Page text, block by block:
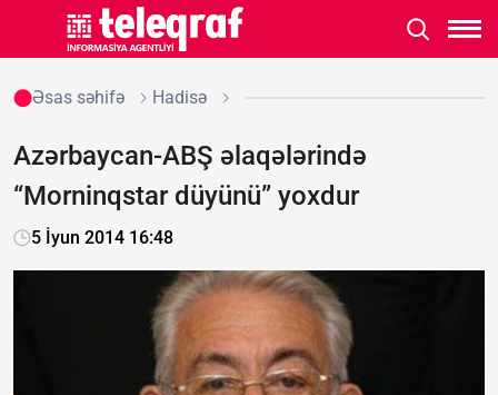
Əsas səhifə Hadisə
Azərbaycan-ABŞ əlaqələrində
“Morninqstar düyünü” yoxdur
5 İyun 2014 16:48